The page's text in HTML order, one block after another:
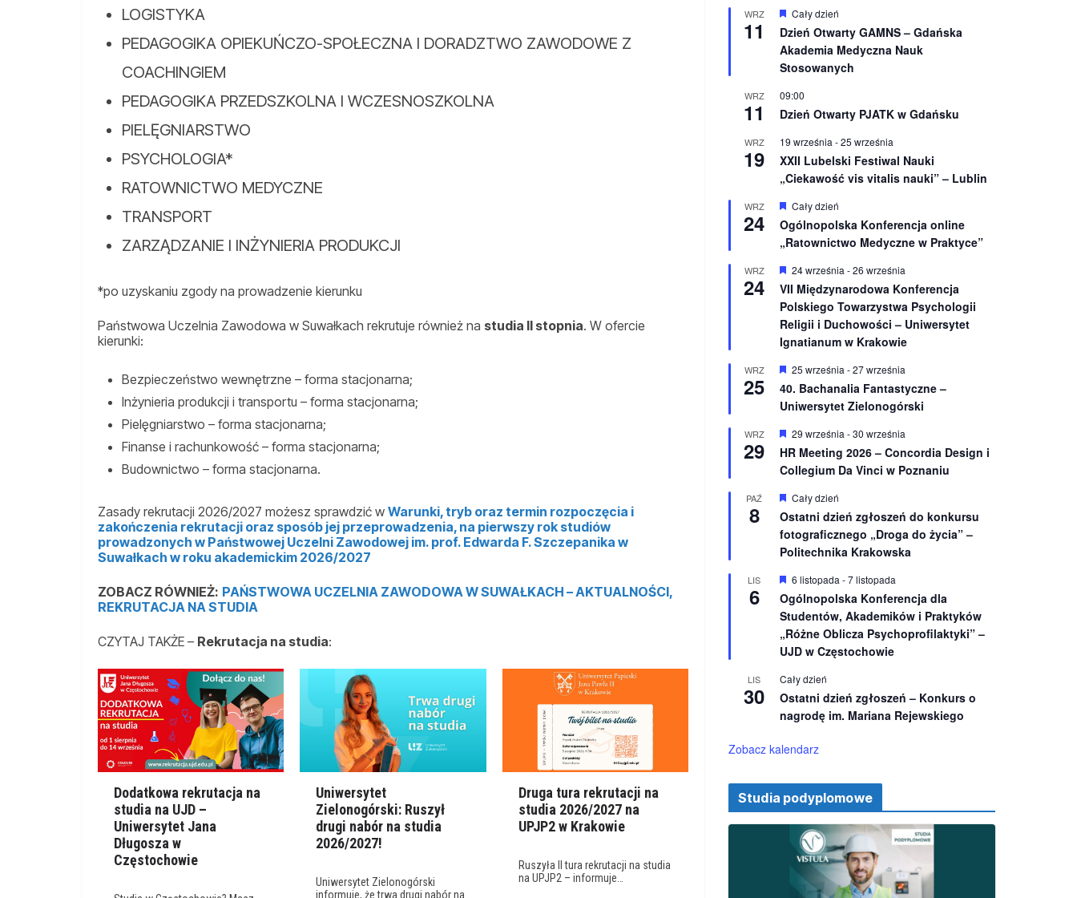
LOGISTYKA
PEDAGOGIKA OPIEKUŃCZO-SPOŁECZNA I DORADZTWO ZAWODOWE Z
COACHINGIEM
PEDAGOGIKA PRZEDSZKOLNA I WCZESNOSZKOLNA
PIELĘGNIARSTWO
PSYCHOLOGIA*
RATOWNICTWO MEDYCZNE
TRANSPORT
ZARZĄDZANIE I INŻYNIERIA PRODUKCJI
*po uzyskaniu zgody na prowadzenie kierunku
Państwowa Uczelnia Zawodowa w Suwałkach rekrutuje również na studia II stopnia. W ofercie
kierunki:
Bezpieczeństwo wewnętrzne – forma stacjonarna;
Inżynieria produkcji i transportu – forma stacjonarna;
Pielęgniarstwo – forma stacjonarna;
Finanse i rachunkowość – forma stacjonarna;
Budownictwo – forma stacjonarna.
Zasady rekrutacji 2026/2027 możesz sprawdzić w Warunki, tryb oraz termin rozpoczęcia i
zakończenia rekrutacji oraz sposób jej przeprowadzenia, na pierwszy rok studiów
prowadzonych w Państwowej Uczelni Zawodowej im. prof. Edwarda F. Szczepanika w
Suwałkach w roku akademickim 2026/2027
ZOBACZ RÓWNIEŻ: PAŃSTWOWA UCZELNIA ZAWODOWA W SUWAŁKACH – AKTUALNOŚCI,
REKRUTACJA NA STUDIA
CZYTAJ TAKŻE – Rekrutacja na studia:
Dodatkowa rekrutacja na
studia na UJD –
Uniwersytet Jana
Długosza w
Częstochowie
Uniwersytet
Zielonogórski: Ruszył
drugi nabór na studia
2026/2027!
Uniwersytet Zielonogórski
informuje, że trwa drugi nabór na
Druga tura rekrutacji na
studia 2026/2027 na
UPJP2 w Krakowie
Ruszyła II tura rekrutacji na studia
na UPJP2 – informuje…
o
n
e
WRZ
11
W
y
r
ó
ż
n
o
n
Cały dzień
Dzień Otwarty GAMNS – Gdańska
Akademia Medyczna Nauk
Stosowanych
WRZ
11
09:00
Dzień Otwarty PJATK w Gdańsku
WRZ
19
19 września -25 września
XXII Lubelski Festiwal Nauki
„Ciekawość vis vitalis nauki” – Lublin
WRZ
24
W
r
ó
n
i
o
n
e
Cały dzień
Ogólnopolska Konferencja online
„Ratownictwo Medyczne w Praktyce”
WRZ
24
W
y
r
ó
ż
n
i
n
e
24 września -26 września
VII Międzynarodowa Konferencja
Polskiego Towarzystwa Psychologii
Religii i Duchowości – Uniwersytet
Ignatianum w Krakowie
WRZ
25
W
r
ó
n
i
o
n
25 września -27 września
40. Bachanalia Fantastyczne –
Uniwersytet Zielonogórski
WRZ
29
W
y
r
ó
n
o
n
e
29 września -30 września
HR Meeting 2026 – Concordia Design i
Collegium Da Vinci w Poznaniu
PAŹ
8
W
r
ó
ż
n
i
o
n
e
Cały dzień
Ostatni dzień zgłoszeń do konkursu
fotograficznego „Droga do życia” –
Politechnika Krakowska
LIS
6
W
r
ó
ż
n
i
n
e
6 listopada -7 listopada
Ogólnopolska Konferencja dla
Studentów, Akademików i Praktyków
„Różne Oblicza Psychoprofilaktyki” –
UJD w Częstochowie
LIS
30
Cały dzień
Ostatni dzień zgłoszeń – Konkurs o
nagrodę im. Mariana Rejewskiego
Zobacz kalendarz
Studia podyplomowe